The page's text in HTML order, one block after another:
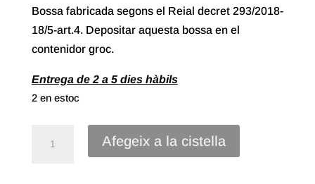
Bossa fabricada segons el Reial decret 293/2018-
18/5-art.4. Depositar aquesta bossa en el
contenidor groc.
Entrega de 2 a 5 dies hàbils
2 en estoc
Afegeix a la cistella